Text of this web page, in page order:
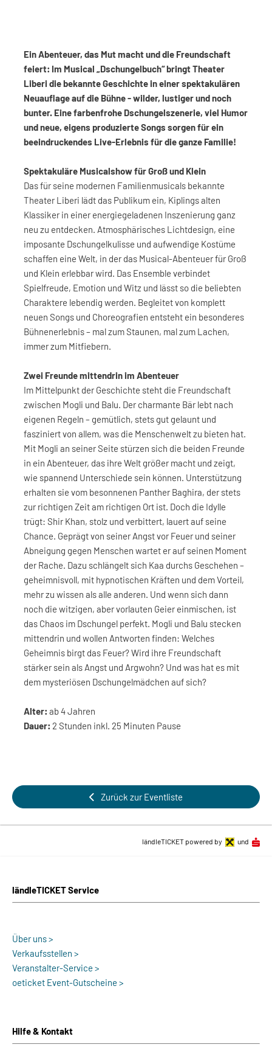
Ein Abenteuer, das Mut macht und die Freundschaft
feiert: Im Musical „Dschungelbuch“ bringt Theater
Liberi die bekannte Geschichte in einer spektakulären
Neuauflage auf die Bühne - wilder, lustiger und noch
bunter. Eine farbenfrohe Dschungelszenerie, viel Humor
und neue, eigens produzierte Songs sorgen für ein
beeindruckendes Live-Erlebnis für die ganze Familie!
Spektakuläre Musicalshow für Groß und Klein
Das für seine modernen Familienmusicals bekannte
Theater Liberi lädt das Publikum ein, Kiplings alten
Klassiker in einer energiegeladenen Inszenierung ganz
neu zu entdecken. Atmosphärisches Lichtdesign, eine
imposante Dschungelkulisse und aufwendige Kostüme
schaffen eine Welt, in der das Musical-Abenteuer für Groß
und Klein erlebbar wird. Das Ensemble verbindet
Spielfreude, Emotion und Witz und lässt so die beliebten
Charaktere lebendig werden. Begleitet von komplett
neuen Songs und Choreografien entsteht ein besonderes
Bühnenerlebnis – mal zum Staunen, mal zum Lachen,
immer zum Mitfiebern.
Zwei Freunde mittendrin im Abenteuer
Im Mittelpunkt der Geschichte steht die Freundschaft
zwischen Mogli und Balu. Der charmante Bär lebt nach
eigenen Regeln – gemütlich, stets gut gelaunt und
fasziniert von allem, was die Menschenwelt zu bieten hat.
Mit Mogli an seiner Seite stürzen sich die beiden Freunde
in ein Abenteuer, das ihre Welt größer macht und zeigt,
wie spannend Unterschiede sein können. Unterstützung
erhalten sie vom besonnenen Panther Baghira, der stets
zur richtigen Zeit am richtigen Ort ist. Doch die Idylle
trügt: Shir Khan, stolz und verbittert, lauert auf seine
Chance. Geprägt von seiner Angst vor Feuer und seiner
Abneigung gegen Menschen wartet er auf seinen Moment
der Rache. Dazu schlängelt sich Kaa durchs Geschehen –
geheimnisvoll, mit hypnotischen Kräften und dem Vorteil,
mehr zu wissen als alle anderen. Und wenn sich dann
noch die witzigen, aber vorlauten Geier einmischen, ist
das Chaos im Dschungel perfekt. Mogli und Balu stecken
mittendrin und wollen Antworten finden: Welches
Geheimnis birgt das Feuer? Wird ihre Freundschaft
stärker sein als Angst und Argwohn? Und was hat es mit
dem mysteriösen Dschungelmädchen auf sich?
Alter: ab 4 Jahren
Dauer: 2 Stunden inkl. 25 Minuten Pause
Zurück zur Eventliste
ländleTICKET Service
Über uns >
Verkaufsstellen >
Veranstalter-Service >
oeticket Event-Gutscheine >
Hilfe & Kontakt
ländleTICKET powered by und